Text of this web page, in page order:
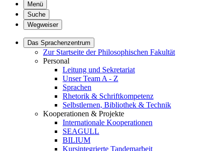
Menü
Suche
Wegweiser
Das Sprachenzentrum
Zur Startseite der Philosophischen Fakultät
Personal
Leitung und Sekretariat
Unser Team A - Z
Sprachen
Rhetorik & Schriftkompetenz
Selbstlernen, Bibliothek & Technik
Kooperationen & Projekte
Internationale Kooperationen
SEAGULL
BILIUM
Kursintegrierte Tandemarbeit